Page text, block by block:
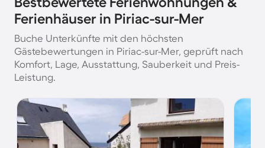
Ferienhäuser in Piriac-sur-Mer
Buche Unterkünfte mit den höchsten
Gästebewertungen in Piriac-sur-Mer, geprüft nach
Komfort, Lage, Ausstattung, Sauberkeit und Preis-
Leistung.